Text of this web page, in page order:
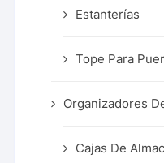
Estanterías
Tope Para
Organizadores
Cajas De